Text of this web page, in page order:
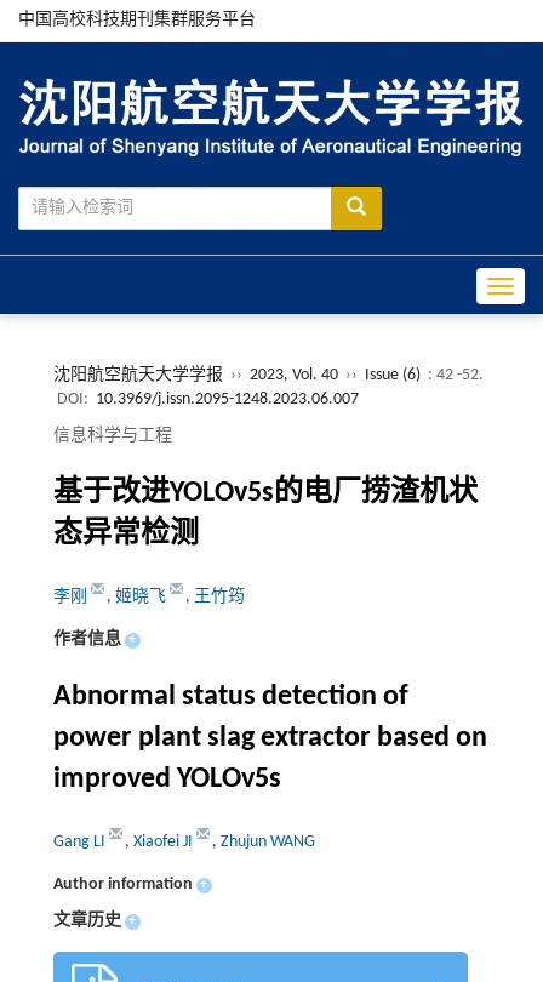
中国高校科技期刊集群服务平台
沈阳航空航天大学学报 ›› 2023, Vol. 40 ›› Issue (6) : 42 -52.
DOI: 10.3969/j.issn.2095-1248.2023.06.007
信息科学与工程
基于改进YOLOv5s的电厂捞渣机状
态异常检测
李刚 , 姬晓飞 , 王竹筠
作者信息 +
Abnormal status detection of
power plant slag extractor based on
improved YOLOv5s
Gang LI , Xiaofei JI , Zhujun WANG
Author information +
文章历史 +